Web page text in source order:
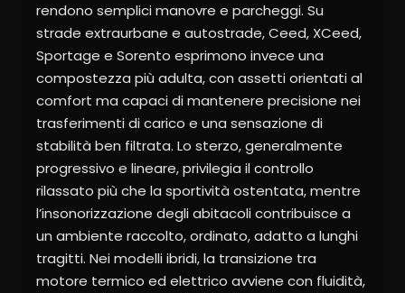
rendono semplici manovre e parcheggi. Su
strade extraurbane e autostrade, Ceed, XCeed,
Sportage e Sorento esprimono invece una
compostezza più adulta, con assetti orientati al
comfort ma capaci di mantenere precisione nei
trasferimenti di carico e una sensazione di
stabilità ben filtrata. Lo sterzo, generalmente
progressivo e lineare, privilegia il controllo
rilassato più che la sportività ostentata, mentre
l’insonorizzazione degli abitacoli contribuisce a
un ambiente raccolto, ordinato, adatto a lunghi
tragitti. Nei modelli ibridi, la transizione tra
motore termico ed elettrico avviene con fluidità,